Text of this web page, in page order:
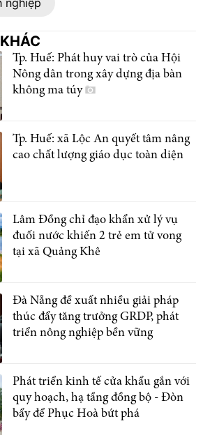
Tp. Huế: Phát huy vai trò của Hội
Nông dân trong xây dựng địa bàn
không ma túy
Tp. Huế: xã Lộc An quyết tâm nâng
cao chất lượng giáo dục toàn diện
Lâm Đồng chỉ đạo khẩn xử lý vụ
đuối nước khiến 2 trẻ em tử vong
tại xã Quảng Khê
Đà Nẵng đề xuất nhiều giải pháp
thúc đẩy tăng trưởng GRDP, phát
triển nông nghiệp bền vững
Phát triển kinh tế cửa khẩu gắn với
quy hoạch, hạ tầng đồng bộ - Đòn
bẩy để Phục Hoà bứt phá